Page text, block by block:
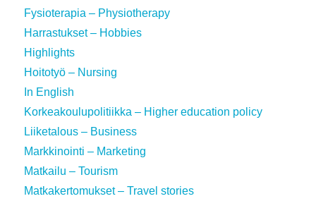
Fysioterapia – Physiotherapy
Harrastukset – Hobbies
Highlights
Hoitotyö – Nursing
In English
Korkeakoulupolitiikka – Higher education policy
Liiketalous – Business
Markkinointi – Marketing
Matkailu – Tourism
Matkakertomukset – Travel stories